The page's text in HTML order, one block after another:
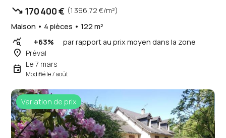
trending_down 170 400 € (1 396,72 €/m²)
Maison • 4 pièces • 122 m²
query_stats +63% par rapport au prix moyen dans la zone
place Préval
event Le 7 mars
Modifié le 7 août
Variation de prix